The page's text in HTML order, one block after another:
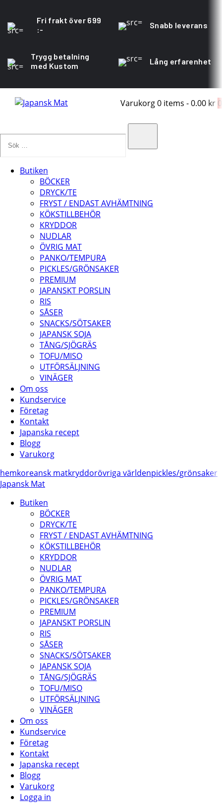
Fri frakt över 699
:-
Snabb leverans
Trygg betalning
med Kustom
Lång erfarenhet
Varukorg0 items -0.00 kr 0
Butiken
BÖCKER
DRYCK/TE
FRYST / ENDAST AVHÄMTNING
KÖKSTILLBEHÖR
KRYDDOR
NUDLAR
ÖVRIG MAT
PANKO/TEMPURA
PICKLES/GRÖNSAKER
PREMIUM
JAPANSKT PORSLIN
RIS
SÅSER
SNACKS/SÖTSAKER
JAPANSK SOJA
TÅNG/SJÖGRÄS
TOFU/MISO
UTFÖRSÄLJNING
VINÄGER
Om oss
Kundservice
Företag
Kontakt
Japanska recept
Blogg
Varukorg
hemkoreansk matkryddorövriga världenpickles/grönsaker
Japansk Mat
Butiken
BÖCKER
DRYCK/TE
FRYST / ENDAST AVHÄMTNING
KÖKSTILLBEHÖR
KRYDDOR
NUDLAR
ÖVRIG MAT
PANKO/TEMPURA
PICKLES/GRÖNSAKER
PREMIUM
JAPANSKT PORSLIN
RIS
SÅSER
SNACKS/SÖTSAKER
JAPANSK SOJA
TÅNG/SJÖGRÄS
TOFU/MISO
UTFÖRSÄLJNING
VINÄGER
Om oss
Kundservice
Företag
Kontakt
Japanska recept
Blogg
Varukorg
Logga in